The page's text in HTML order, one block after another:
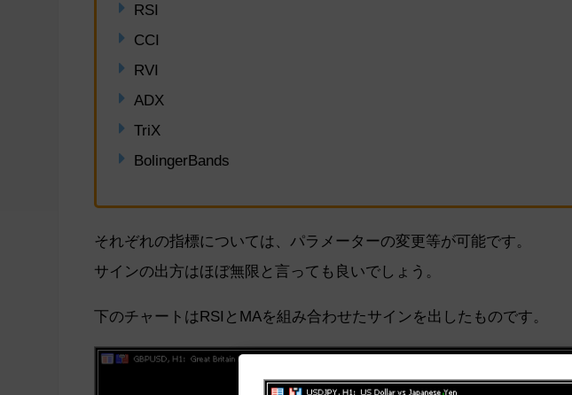
RSI
CCI
RVI
ADX
TriX
BolingerBands
それぞれの指標については、パラメーターの変更等が可能です。
サインの出方はほぼ無限と言っても良いでしょう。
下のチャートはRSIとMAを組み合わせたサインを出したものです。